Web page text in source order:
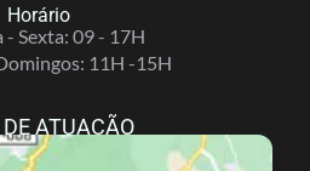
Horário
- Sexta: 09 - 17H
11H -15H
ATUAÇÃO